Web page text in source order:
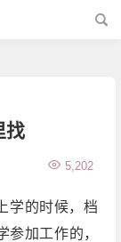
找
5,202
学的时候，档
加工作的，